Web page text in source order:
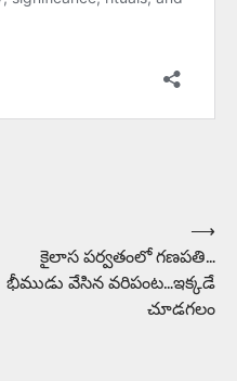
కైలాస పర్వతంలో గణపతి…
భీముడు వేసిన వరిపంట…ఇక్కడే
చూడగలం
⟶